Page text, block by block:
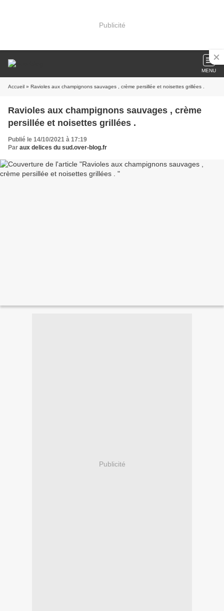
Publicité
MENU
Accueil » Ravioles aux champignons sauvages , crème persillée et noisettes grillées .
Ravioles aux champignons sauvages , crème
persillée et noisettes grillées .
Publié le 14/10/2021 à 17:19
Par aux delices du sud.over-blog.fr
Publicité